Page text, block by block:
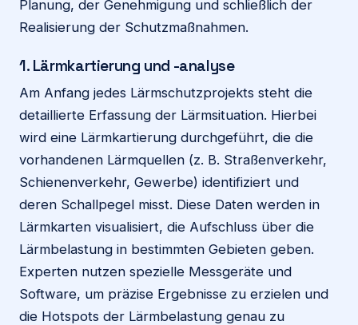
Planung, der Genehmigung und schließlich der
Realisierung der Schutzmaßnahmen.
1. Lärmkartierung und -analyse
Am Anfang jedes Lärmschutzprojekts steht die
detaillierte Erfassung der Lärmsituation. Hierbei
wird eine Lärmkartierung durchgeführt, die die
vorhandenen Lärmquellen (z. B. Straßenverkehr,
Schienenverkehr, Gewerbe) identifiziert und
deren Schallpegel misst. Diese Daten werden in
Lärmkarten visualisiert, die Aufschluss über die
Lärmbelastung in bestimmten Gebieten geben.
Experten nutzen spezielle Messgeräte und
Software, um präzise Ergebnisse zu erzielen und
die Hotspots der Lärmbelastung genau zu